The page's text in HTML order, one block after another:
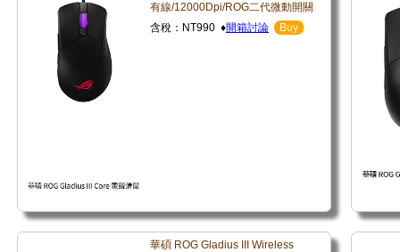
有線/12000Dpi/ROG二代微動開關
含稅：NT990 ♦開箱討論 Buy
華碩 ROG Gladius III Wireless